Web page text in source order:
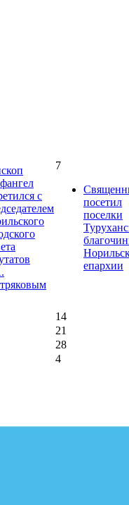
с
7
посетил
поселки
епархии
14
21
28
4